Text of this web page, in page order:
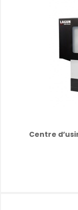
Centre